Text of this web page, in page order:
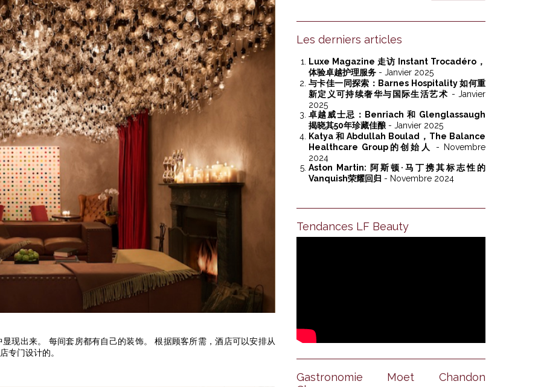
显现出来。 每间套房都有自己的装饰。 根据顾客所需，酒店可以安排从
专门设计的。
Les derniers articles
Luxe Magazine 走访 Instant Trocadéro，
体验卓越护理服务- Janvier 2025
与卡佳一同探索：Barnes Hospitality 如何重
新定义可持续奢华与国际生活艺术 - Janvier
2025
卓越威士忌：Benriach 和 Glenglassaugh
揭晓其50年珍藏佳酿- Janvier 2025
Katya 和 Abdullah Boulad，The Balance
Healthcare Group的创始人
- Novembre
2024
Aston Martin: 阿斯顿·马丁携其标志性的
Vanquish荣耀回归 - Novembre 2024
Tendances LF Beauty
Gastronomie Moet Chandon